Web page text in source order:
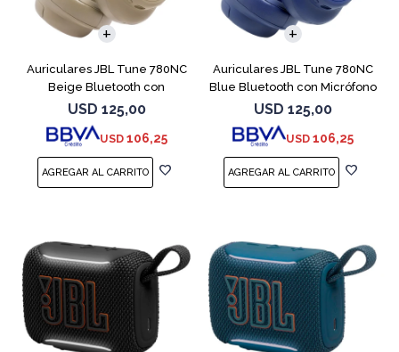
Auriculares JBL Tune 780NC
Beige Bluetooth con
Micrófono
USD 125,00
USD 106,25
Auriculares JBL Tune 780NC
Blue Bluetooth con Micrófono
USD 125,00
USD 106,25